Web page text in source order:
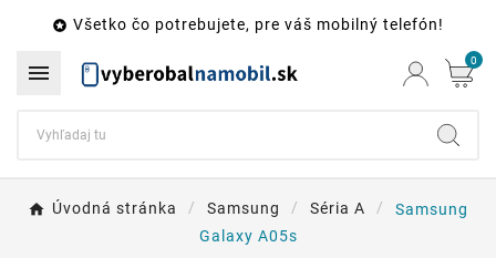
 Všetko čo potrebujete, pre váš mobilný telefón!
 0
Úvodná stránka Samsung Séria A
Samsung
Galaxy A05s